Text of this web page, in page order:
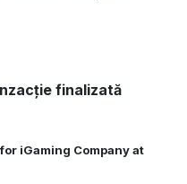
finalizată
iGaming Company at